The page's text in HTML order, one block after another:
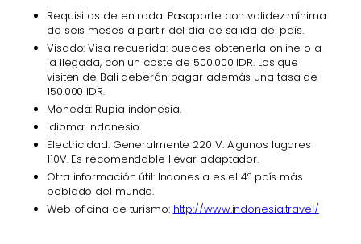
Requisitos de entrada: Pasaporte con validez mínima
de seis meses a partir del día de salida del país.
Visado: Visa requerida: puedes obtenerla online o a
la llegada, con un coste de 500.000 IDR. Los que
visiten de Bali deberán pagar además una tasa de
150.000 IDR.
Moneda: Rupia indonesia.
Idioma: Indonesio.
Electricidad: Generalmente 220 V. Algunos lugares
110V. Es recomendable llevar adaptador.
Otra información útil: Indonesia es el 4º país más
poblado del mundo.
Web oficina de turismo: http://www.indonesia.travel/